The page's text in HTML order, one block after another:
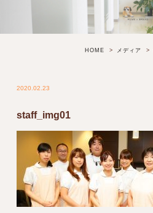
HOME メディア
2020.02.23
staff_img01